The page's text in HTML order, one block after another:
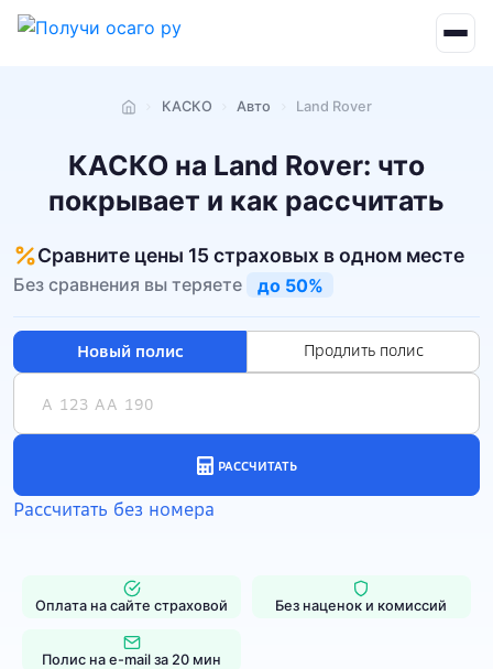
Главная
КАСКО Авто Land Rover
КАСКО на Land Rover: что
покрывает и как рассчитать
Сравните цены 15 страховых в одном месте
Без сравнения вы теряете до 50%
Оплата на сайте страховой Без наценок и комиссий
Полис на e-mail за 20 мин